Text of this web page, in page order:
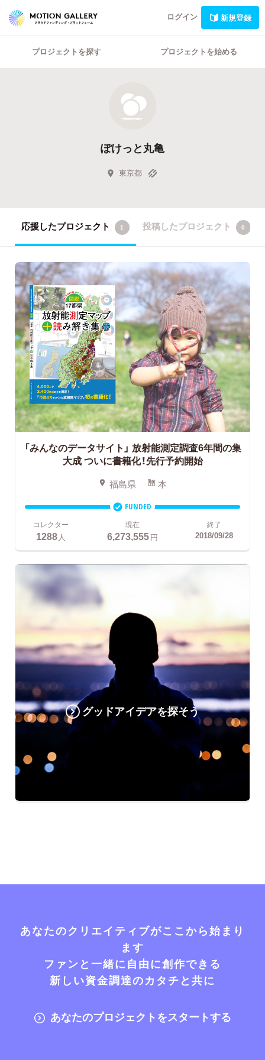
ログイン 新規登録
プロジェクトを探す プロジェクトを始める
ぽけっと丸亀
東京都
応援したプロジェクト 1 投稿したプロジェクト 0
「みんなのデータサイト」 放射能測定調査6年間の集
大成 ついに書籍化！先行予約開始
福島県 本
FUNDED
コレクター
1288 人
現在
6,273,555円
終了
2018/09/28
グッドアイデアを探そう
あなたのクリエイティブがここから始まり
ます
ファンと一緒に自由に創作できる
新しい資金調達のカタチと共に
あなたのプロジェクトをスタートする